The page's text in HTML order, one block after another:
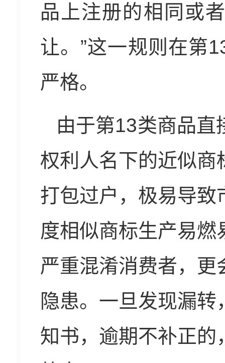
品上注册的相同或
让。”这一规则在第
严格。
由于第13类商品直
权利人名下的近似商
打包过户，极易导
度相似商标生产易
严重混淆消费者，
隐患。一旦发现漏
知书，逾期不补正的